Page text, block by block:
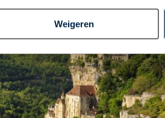
Weigeren